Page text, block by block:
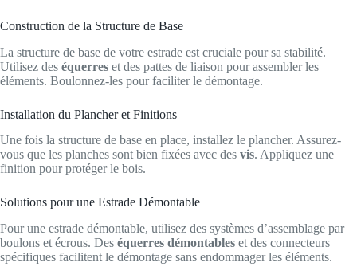
Construction de la Structure de Base
La structure de base de votre estrade est cruciale pour sa stabilité.
Utilisez des équerres et des pattes de liaison pour assembler les
éléments. Boulonnez-les pour faciliter le démontage.
Installation du Plancher et Finitions
Une fois la structure de base en place, installez le plancher. Assurez-
vous que les planches sont bien fixées avec des vis. Appliquez une
finition pour protéger le bois.
Solutions pour une Estrade Démontable
Pour une estrade démontable, utilisez des systèmes d’assemblage par
boulons et écrous. Des équerres démontables et des connecteurs
spécifiques facilitent le démontage sans endommager les éléments.